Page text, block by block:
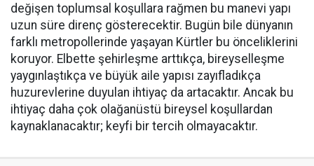
değişen toplumsal koşullara rağmen bu manevi yapı
uzun süre direnç gösterecektir. Bugün bile dünyanın
farklı metropollerinde yaşayan Kürtler bu önceliklerini
koruyor. Elbette şehirleşme arttıkça, bireyselleşme
yaygınlaştıkça ve büyük aile yapısı zayıfladıkça
huzurevlerine duyulan ihtiyaç da artacaktır. Ancak bu
ihtiyaç daha çok olağanüstü bireysel koşullardan
kaynaklanacaktır; keyfi bir tercih olmayacaktır.